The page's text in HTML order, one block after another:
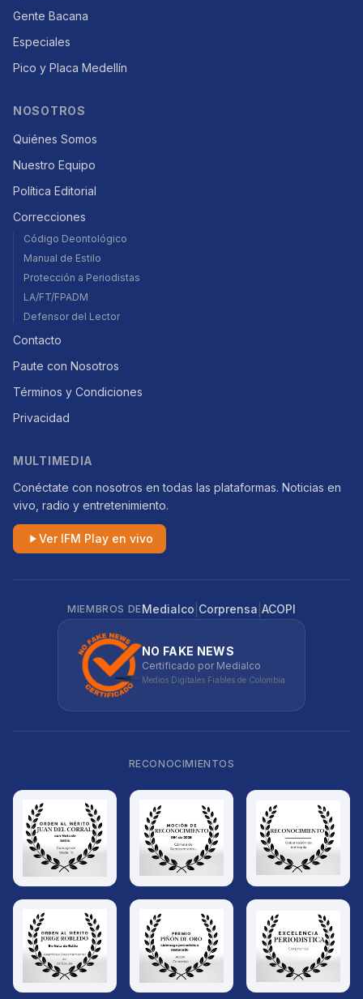
Gente Bacana
Especiales
Pico y Placa Medellín
NOSOTROS
Quiénes Somos
Nuestro Equipo
Política Editorial
Correcciones
Código Deontológico
Manual de Estilo
Protección a Periodistas
LA/FT/FPADM
Defensor del Lector
Contacto
Paute con Nosotros
Términos y Condiciones
Privacidad
MULTIMEDIA
Conéctate con nosotros en todas las plataformas. Noticias en
vivo, radio y entretenimiento.
Ver IFM Play en vivo
MIEMBROS DEMedialco Corprensa ACOPI
NO FAKE NEWS
Certificado por Medialco
Medios Digitales Fiables de Colombia
RECONOCIMIENTOS